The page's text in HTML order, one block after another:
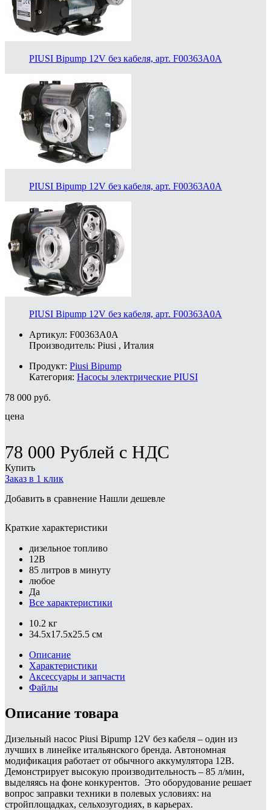
PIUSI Bipump 12V без кабеля, арт. F00363A0A
PIUSI Bipump 12V без кабеля, арт. F00363A0A
PIUSI Bipump 12V без кабеля, арт. F00363A0A
Артикул: F00363A0A
Производитель: Piusi , Италия
Продукт: Piusi Bipump
Категория: Насосы электрические PIUSI
78 000 руб.
цена
78 000 Рублей с НДС
Купить
Заказ в 1 клик
Добавить в сравнение Нашли дешевле
Краткие характеристики
дизельное топливо
12В
85 литров в минуту
любое
Да
Все характеристики
10.2 кг
34.5x17.5x25.5 см
Описание
Характеристики
Аксессуары и запчасти
Файлы
Описание товара
Дизельный насос Piusi Bipump 12V без кабеля – один из
лучших в линейке итальянского бренда. Автономная
модификация работает от обычного аккумулятора 12В.
Демонстрирует высокую производительность – 85 л/мин,
выделяясь на фоне конкурентов. Это оборудование решает
вопрос заправки техники в полевых условиях: на
стройплощадках, сельхозугодиях, в карьерах.